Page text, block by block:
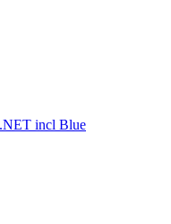
incl Blue